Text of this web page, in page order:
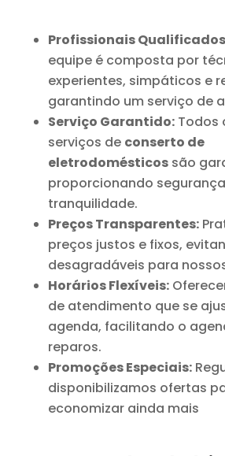
Profissionais
equipe é composta por
experientes, simpáticos e
garantindo um serviço de
Serviço Garantido:Todos
serviços de conserto de
eletrodomésticossão
proporcionando
tranquilidade.
Preços Transparentes:
preços justos e fixos,
desagradáveis para
Horários Flexíveis:
de atendimento que se
agenda, facilitando o
reparos.
Promoções Especiais:
disponibilizamos ofertas
economizar ainda mais